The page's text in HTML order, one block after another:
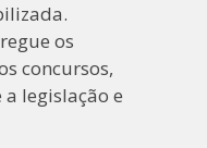
os
concursos,
legislação e